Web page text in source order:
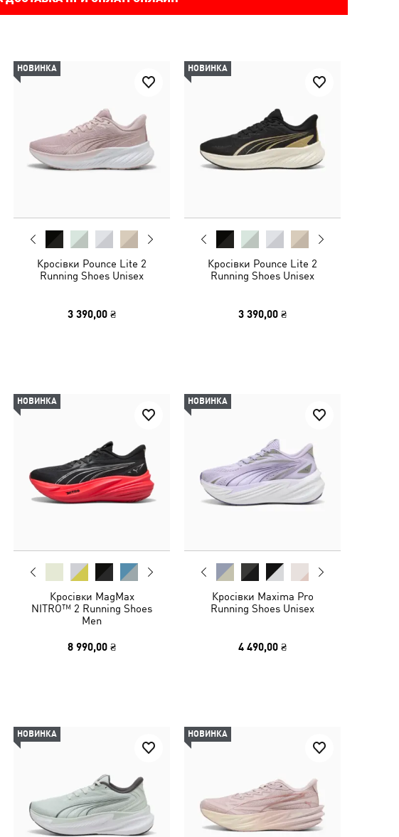
НОВИНКА
Кросівки Pounce Lite 2
Running Shoes Unisex
3 390,00 ₴
НОВИНКА
Кросівки Pounce Lite 2
Running Shoes Unisex
3 390,00 ₴
НОВИНКА
Кросівки MagMax
NITRO™ 2 Running Shoes
Men
8 990,00 ₴
НОВИНКА
Кросівки Maxima Pro
Running Shoes Unisex
4 490,00 ₴
НОВИНКА НОВИНКА